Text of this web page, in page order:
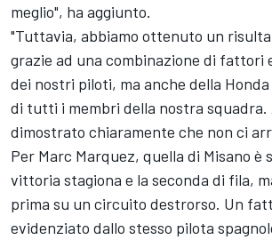
meglio", ha aggiunto.
"Tuttavia, abbiamo ottenuto un
grazie ad una combinazione di fattori
dei nostri piloti, ma anche della
di tutti i membri della nostra squadra.
dimostrato chiaramente che non ci
Per Marc Marquez, quella di Misano è
vittoria stagiona e la seconda di fila,
prima su un circuito destrorso. Un
evidenziato dallo stesso pilota